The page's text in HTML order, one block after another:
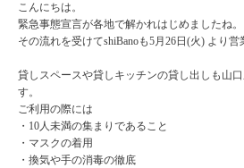
こんにちは。
緊急事態宣言が各地で解かれはじめましたね。
その流れを受けてshiBanoも5月26日(火) より営
貸しスペースや貸しキッチンの貸し出しも山
す。
ご利用の際には
・10人未満の集まりであること
・マスクの着用
・換気や手の消毒の徹底